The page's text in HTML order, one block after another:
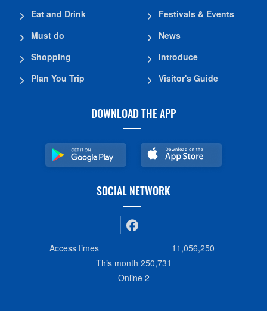
Eat and Drink
Must do
Shopping
Plan You Trip
Festivals & Events
News
Introduce
Visitor's Guide
DOWNLOAD THE APP
SOCIAL NETWORK
Access times
11,056,250
This month 250,731
Online 2